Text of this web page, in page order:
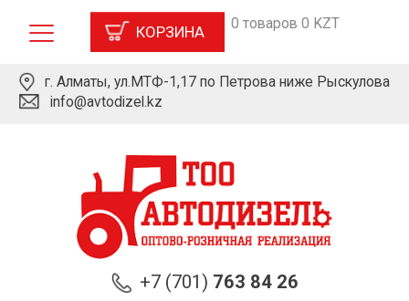
КОРЗИНА 0 товаров 0 KZT
г. Алматы, ул.МТФ-1,17 по Петрова ниже Рыскулова
info@avtodizel.kz
+7 (701) 763 84 26